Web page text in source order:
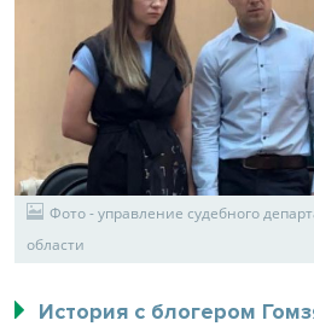
Фото - управление судебного
области
История с блогером